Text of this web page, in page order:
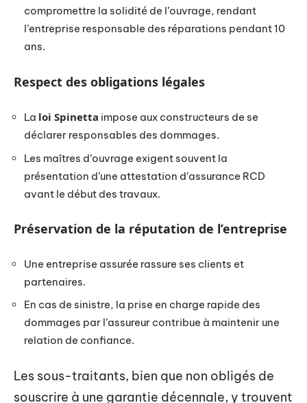
compromettre la solidité de l’ouvrage, rendant
l’entreprise responsable des réparations pendant 10
ans.
Respect des obligations légales
La loi Spinetta impose aux constructeurs de se
déclarer responsables des dommages.
Les maîtres d’ouvrage exigent souvent la
présentation d’une attestation d’assurance RCD
avant le début des travaux.
Préservation de la réputation de l’entreprise
Une entreprise assurée rassure ses clients et
partenaires.
En cas de sinistre, la prise en charge rapide des
dommages par l’assureur contribue à maintenir une
relation de confiance.
Les sous-traitants, bien que non obligés de
souscrire à une garantie décennale, y trouvent